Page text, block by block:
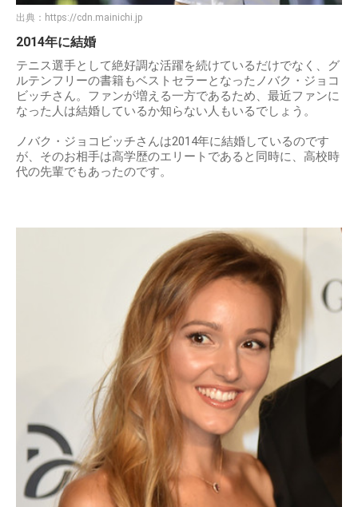
出典： https://cdn.mainichi.jp
2014年に結婚
テニス選手として絶好調な活躍を続けているだけでなく、グ
ルテンフリーの書籍もベストセラーとなったノバク・ジョコ
ビッチさん。ファンが増える一方であるため、最近ファンに
なった人は結婚しているか知らない人もいるでしょう。
ノバク・ジョコビッチさんは2014年に結婚しているのです
が、そのお相手は高学歴のエリートであると同時に、高校時
代の先輩でもあったのです。